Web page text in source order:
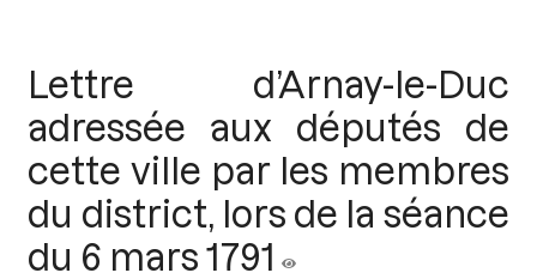
Lettre d’Arnay-le-Duc
adressée aux députés de
cette ville par les membres
du district, lors de la séance
du 6 mars 1791